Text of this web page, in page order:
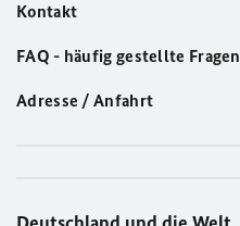
Kontakt
FAQ - häufig gestellte Fragen
Adresse / Anfahrt